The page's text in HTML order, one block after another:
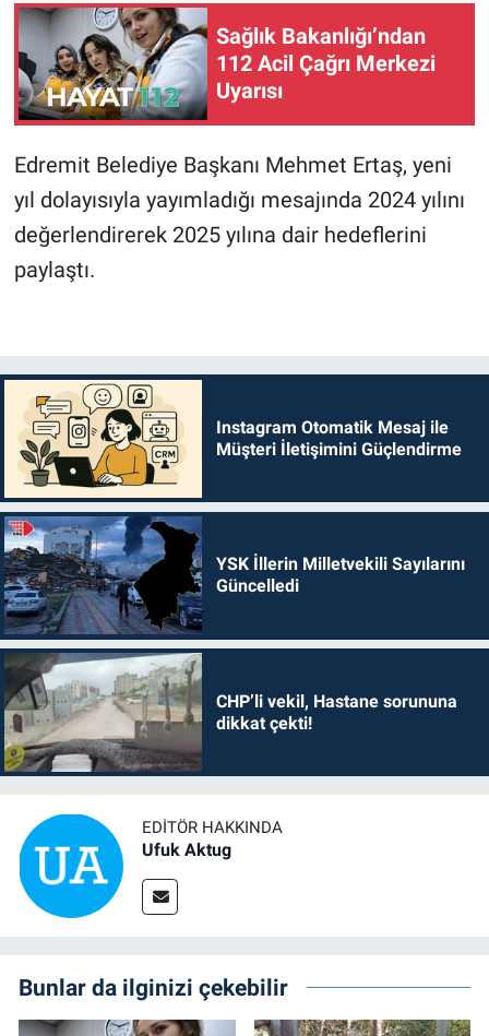
Sağlık Bakanlığı’ndan
112 Acil Çağrı Merkezi
Uyarısı
Edremit Belediye Başkanı Mehmet Ertaş, yeni
yıl dolayısıyla yayımladığı mesajında 2024 yılını
değerlendirerek 2025 yılına dair hedeflerini
paylaştı.
Instagram Otomatik Mesaj ile
Müşteri İletişimini Güçlendirme
YSK İllerin Milletvekili Sayılarını
Güncelledi
CHP’li vekil, Hastane sorununa
dikkat çekti!
EDITÖR HAKKINDA
Ufuk Aktug
Bunlar da ilginizi çekebilir